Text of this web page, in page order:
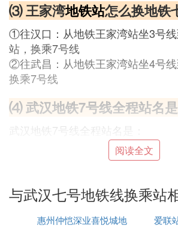
⑶ 王家湾地铁站怎么换地铁
①往汉口：从地铁王家湾站坐3号
站，换乘7号线
②往武昌：从地铁王家湾站坐4号线
换乘7号线
⑷ 武汉地铁7号线全程站名
武汉地铁7号线全程站名是：
园博园北站、园博园站、常码头站
王家墩东站、取水楼站、香港路站
站；
武昌火车站站、瑞安街站、建安街
阅读全文
与武汉七号地铁线换乘站
惠州仲恺深业喜悦城地
爱联